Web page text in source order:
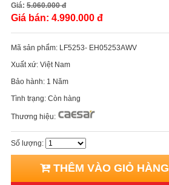
Giá: 5.060.000 đ
Giá bán: 4.990.000 đ
Mã sản phẩm: LF5253- EH05253AWV
Xuất xứ: Việt Nam
Bảo hành: 1 Năm
Tình trạng: Còn hàng
Thương hiệu:
Số lượng:
THÊM VÀO GIỎ HÀNG